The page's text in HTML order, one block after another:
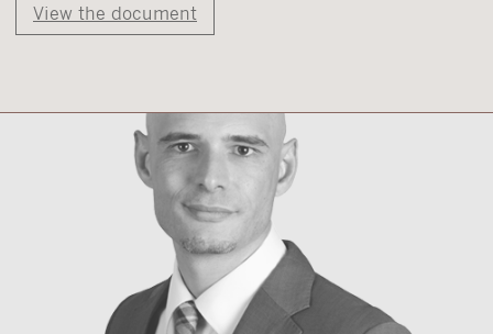
View the document